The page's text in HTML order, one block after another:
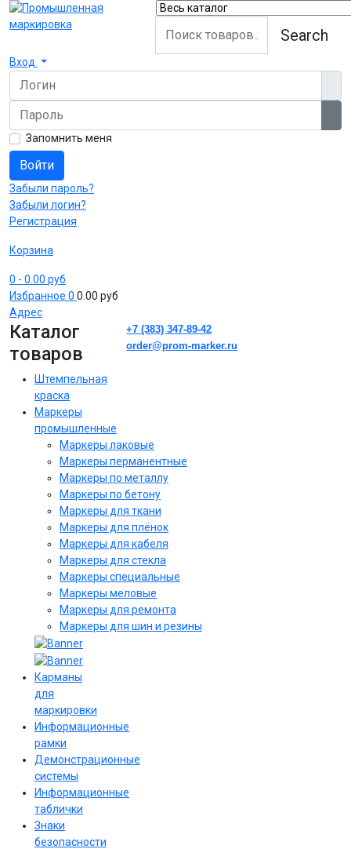
Search
Вход
Логин
Пароль
Запомнить меня
Войти
Забыли пароль?
Забыли логин?
Регистрация
Корзина
0 - 0.00 руб
Избранное 0 0.00 руб
Адрес
Каталог
товаров
Штемпельная
краска
Маркеры
промышленные
Маркеры лаковые
Маркеры перманентные
Маркеры по металлу
Маркеры по бетону
Маркеры для ткани
Маркеры для плёнок
Маркеры для кабеля
Маркеры для стекла
Маркеры специальные
Маркеры меловые
Маркеры для ремонта
Маркеры для шин и резины
Карманы
для
маркировки
Информационные
рамки
Демонстрационные
системы
Информационные
таблички
Знаки
безопасности
+7 (383) 347-89-42
order@prom-marker.ru